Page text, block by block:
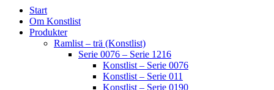
Start
Om Konstlist
Produkter
Ramlist – trä (Konstlist)
Serie 0076 – Serie 1216
Konstlist – Serie 0076
Konstlist – Serie 011
Konstlist – Serie 0190